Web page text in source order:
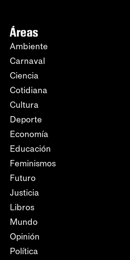
Áreas
Ambiente
Carnaval
Ciencia
Cotidiana
Cultura
Deporte
Economía
Educación
Feminismos
Futuro
Justicia
Libros
Mundo
Opinión
Política